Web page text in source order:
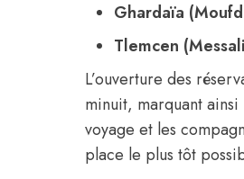
Ghardaïa
Tlemcen
L’ouverture des
minuit, marquant
voyage et les
place le plus tôt